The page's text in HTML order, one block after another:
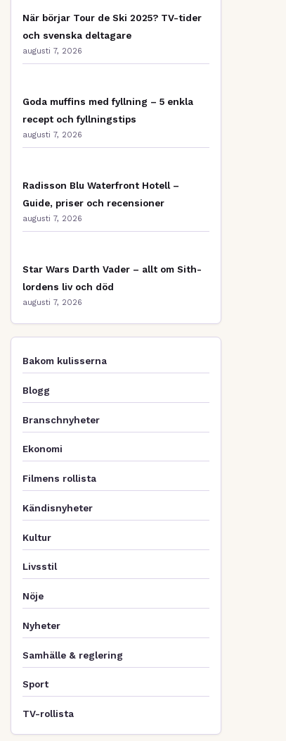
När börjar Tour de Ski 2025? TV-tider
och svenska deltagare
augusti 7, 2026
Goda muffins med fyllning – 5 enkla
recept och fyllningstips
augusti 7, 2026
Radisson Blu Waterfront Hotell –
Guide, priser och recensioner
augusti 7, 2026
Star Wars Darth Vader – allt om Sith-
lordens liv och död
augusti 7, 2026
Bakom kulisserna
Blogg
Branschnyheter
Ekonomi
Filmens rollista
Kändisnyheter
Kultur
Livsstil
Nöje
Nyheter
Samhälle & reglering
Sport
TV-rollista